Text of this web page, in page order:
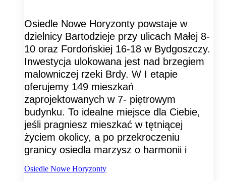
Osiedle Nowe Horyzonty powstaje w
dzielnicy Bartodzieje przy ulicach Małej 8-
10 oraz Fordońskiej 16-18 w Bydgoszczy.
Inwestycja ulokowana jest nad brzegiem
malowniczej rzeki Brdy. W I etapie
oferujemy 149 mieszkań
zaprojektowanych w 7- piętrowym
budynku. To idealne miejsce dla Ciebie,
jeśli pragniesz mieszkać w tętniącej
życiem okolicy, a po przekroczeniu
granicy osiedla marzysz o harmonii i
Osiedle Nowe Horyzonty